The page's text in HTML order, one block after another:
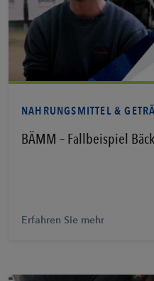
NAHRUNGSMITTEL &
BÄMM – Fallbeispiel
Erfahren Sie mehr
Erfahren Sie mehr